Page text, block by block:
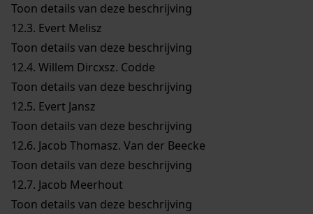
Toon details van deze beschrijving
12.3. Evert Melisz
Toon details van deze beschrijving
12.4. Willem Dircxsz. Codde
Toon details van deze beschrijving
12.5. Evert Jansz
Toon details van deze beschrijving
12.6. Jacob Thomasz. Van der Beecke
Toon details van deze beschrijving
12.7. Jacob Meerhout
Toon details van deze beschrijving